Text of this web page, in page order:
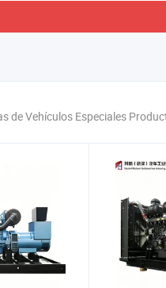
de Vehículos Especiales